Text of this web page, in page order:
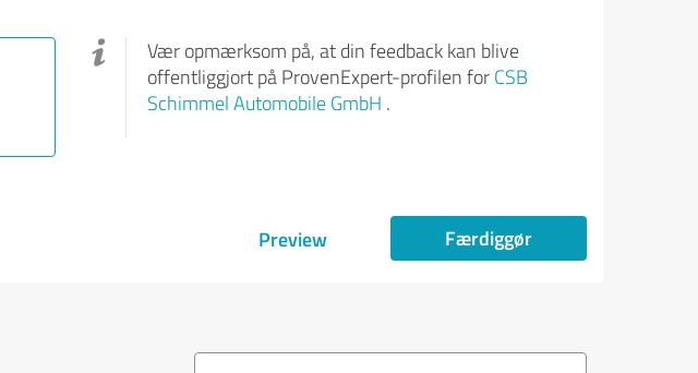
Vær opmærksom på, at din feedback kan blive
offentliggjort på ProvenExpert-profilen for CSB
Schimmel Automobile GmbH .
Preview Færdiggør